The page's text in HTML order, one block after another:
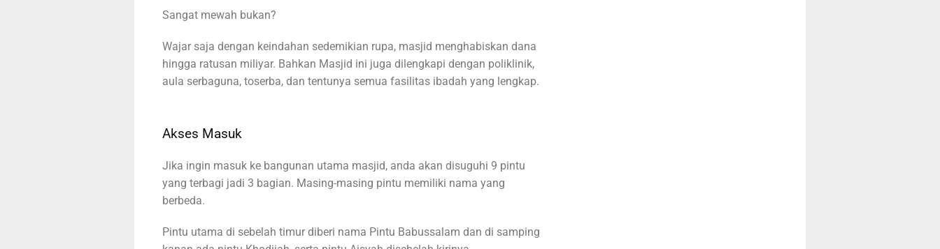
Sangat mewah bukan?
Wajar saja dengan keindahan sedemikian rupa, masjid menghabiskan dana
hingga ratusan miliyar. Bahkan Masjid ini juga dilengkapi dengan poliklinik,
aula serbaguna, toserba, dan tentunya semua fasilitas ibadah yang lengkap.
Akses Masuk
Jika ingin masuk ke bangunan utama masjid, anda akan disuguhi 9 pintu
yang terbagi jadi 3 bagian. Masing-masing pintu memiliki nama yang
berbeda.
Pintu utama di sebelah timur diberi nama Pintu Babussalam dan di samping